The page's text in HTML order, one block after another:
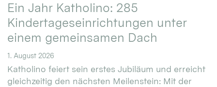
Ein Jahr Katholino: 285
Kindertageseinrichtungen unter
einem gemeinsamen Dach
1. August 2026
Katholino feiert sein erstes Jubiläum und erreicht
gleichzeitig den nächsten Meilenstein: Mit der